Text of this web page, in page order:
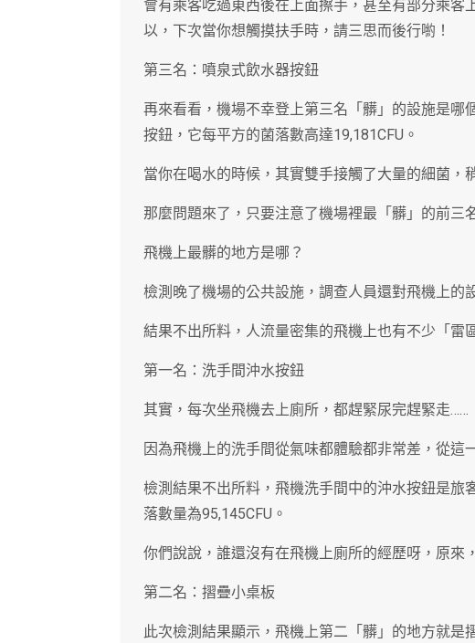
會有乘客吃過東西後在上面擦手，甚至有部分乘客
以，下次當你想觸摸扶手時，請三思而後行喲！
第三名：噴泉式飲水器按鈕
再來看看，機場不幸登上第三名「髒」的設施是哪
按鈕，它每平方的菌落數高達19,181CFU。
當你在喝水的時候，其實雙手接觸了大量的細菌，
那麼問題來了，只要注意了機場裡最「髒」的前三
飛機上最髒的地方是哪？
檢測晚了機場的公共設施，調查人員還對飛機上的
結果不出所料，人流量密集的飛機上也有不少「雷
第一名：洗手間沖水按鈕
其實，每次坐飛機去上廁所，都趕緊尿完趕緊走……
因為飛機上的洗手間從氣味都體驗都非常差，從這
檢測結果不出所料，飛機洗手間中的沖水按鈕是旅
落數量為95,145CFU。
你們說說，誰還沒有在飛機上廁所的經歷呀，原來
第二名：摺疊小桌板
此次檢測結果顯示，飛機上第二「髒」的地方就是